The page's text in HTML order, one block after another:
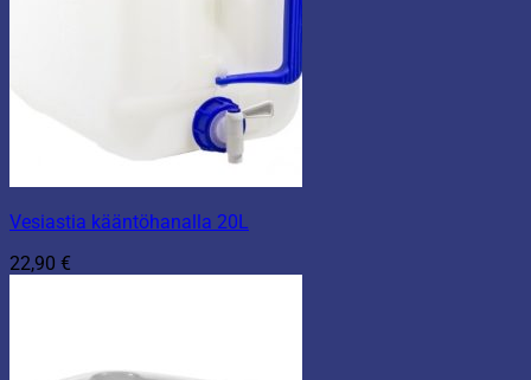
Vesiastia kääntöhanalla 20L
22,90 €